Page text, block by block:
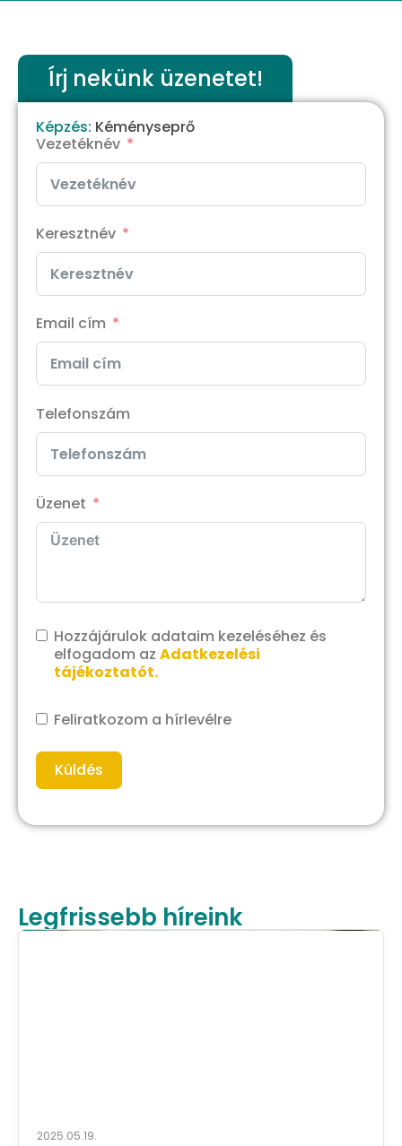
Írj nekünk üzenetet!
Képzés: Kéményseprő
Vezetéknév
Keresztnév
Email cím
Telefonszám
Üzenet
Hozzájárulok adataim kezeléséhez és
elfogadom az Adatkezelési
tájékoztatót.
Feliratkozom a hírlevélre
Küldés
Legfrissebb híreink
2025.05.19.